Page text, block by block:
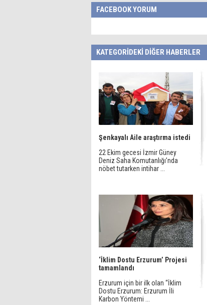
FACEBOOK YORUM
KATEGORİDEKİ DİĞER HABERLER
Şenkayalı Aile araştırma istedi
22 Ekim gecesi İzmir Güney
Deniz Saha Komutanlığı’nda
nöbet tutarken intihar ...
‘İklim Dostu Erzurum’ Projesi
tamamlandı
Erzurum için bir ilk olan “İklim
Dostu Erzurum: Erzurum İli
Karbon Yöntemi ...